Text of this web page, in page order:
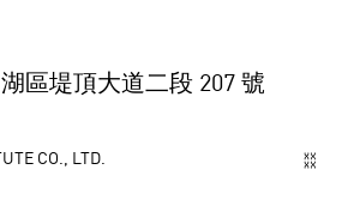
區堤頂大道二段 207 號
CO., LTD.